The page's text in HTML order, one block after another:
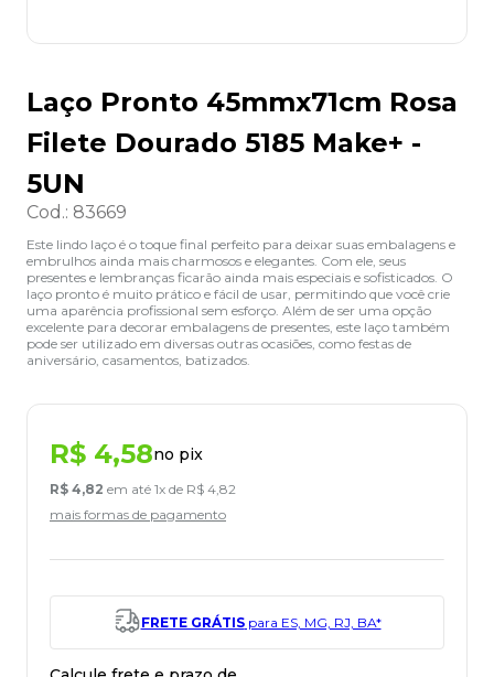
Laço Pronto 45mmx71cm Rosa
Filete Dourado 5185 Make+ -
5UN
Cod.: 83669
Este lindo laço é o toque final perfeito para deixar suas embalagens e
embrulhos ainda mais charmosos e elegantes. Com ele, seus
presentes e lembranças ficarão ainda mais especiais e sofisticados. O
laço pronto é muito prático e fácil de usar, permitindo que você crie
uma aparência profissional sem esforço. Além de ser uma opção
excelente para decorar embalagens de presentes, este laço também
pode ser utilizado em diversas outras ocasiões, como festas de
aniversário, casamentos, batizados.
R$ 4,58no pix
R$ 4,82 em até 1x de R$ 4,82
mais formas de pagamento
FRETE GRÁTISpara ES, MG, RJ, BA*